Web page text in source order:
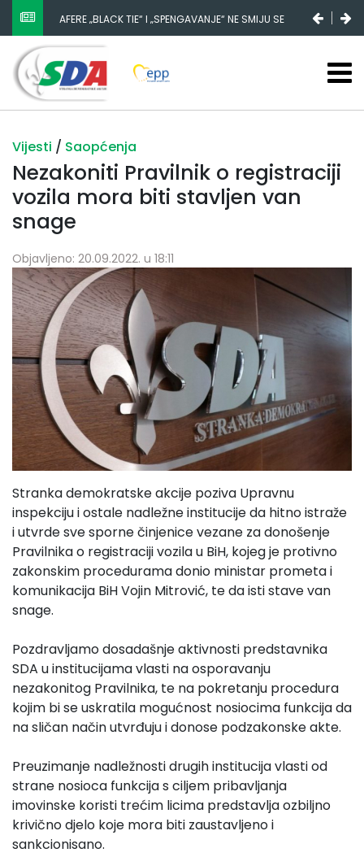
AFERE „BLACK TIE“ I „SPENGAVANJE“ NE SMIJU SE
ZATAŠKATI
Vijesti / Saopćenja
Nezakoniti Pravilnik o registraciji
vozila mora biti stavljen van
snage
Objavljeno: 20.09.2022. u 18:11
Stranka demokratske akcije poziva Upravnu
inspekciju i ostale nadležne institucije da hitno istraže
i utvrde sve sporne činjenice vezane za donošenje
Pravilnika o registraciji vozila u BiH, kojeg je protivno
zakonskim procedurama donio ministar prometa i
komunikacija BiH Vojin Mitrović, te da isti stave van
snage.
Pozdravljamo dosadašnje aktivnosti predstavnika
SDA u institucijama vlasti na osporavanju
nezakonitog Pravilnika, te na pokretanju procedura
kojim bi se uskratila mogućnost nosiocima funkcija da
na sličan način utvrđuju i donose podzakonske akte.
Preuzimanje nadležnosti drugih institucija vlasti od
strane nosioca funkcija s ciljem pribavljanja
imovinske koristi trećim licima predstavlja ozbiljno
krivično djelo koje mora biti zaustavljeno i
sankcionisano.